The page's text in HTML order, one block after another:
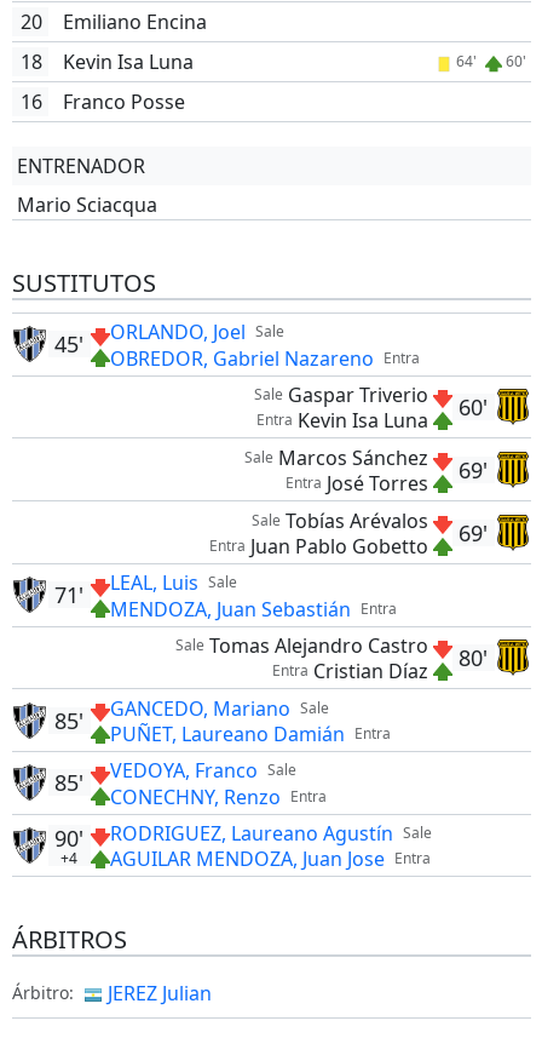
20
Emiliano Encina
18
Kevin Isa Luna 64' 60'
16 Franco Posse
ENTRENADOR
Mario Sciacqua
SUSTITUTOS
Sale
ORLANDO, Joel
Entra
OBREDOR, Gabriel Nazareno
45'
60'
Sale Gaspar Triverio
Entra Kevin Isa Luna
69'
Sale Marcos Sánchez
Entra José Torres
69'
Sale Tobías Arévalos
Entra Juan Pablo Gobetto
Sale
LEAL, Luis
Entra
MENDOZA, Juan Sebastián
71'
80'
Sale Tomas Alejandro Castro
Entra Cristian Díaz
Sale
GANCEDO, Mariano
Entra
PUÑET, Laureano Damián
85'
Sale
VEDOYA, Franco
Entra
CONECHNY, Renzo
85'
Sale
RODRIGUEZ, Laureano Agustín
Entra
AGUILAR MENDOZA, Juan Jose
90'
+4
ÁRBITROS
Árbitro: JEREZ Julian